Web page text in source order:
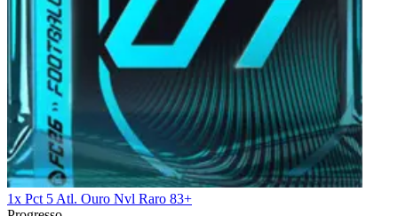
1x Pct 5 Atl. Ouro Nvl Raro 83+